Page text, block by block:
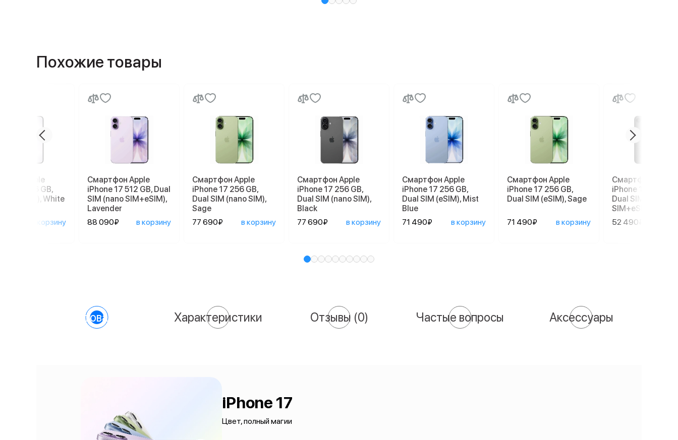
Похожие товары
Apple
17e 256 GB,
(eSIM), White
в корзину
Смартфон Apple
iPhone 17 512 GB, Dual
SIM (nano SIM+eSIM),
Lavender
88 090₽
в корзину
Смартфон Apple
iPhone 17 256 GB,
Dual SIM (nano SIM),
Sage
77 690₽
в корзину
Смартфон Apple
iPhone 17 256 GB,
Dual SIM (nano SIM),
Black
77 690₽
в корзину
Смартфон Apple
iPhone 17 256 GB,
Dual SIM (eSIM), Mist
Blue
71 490₽
в корзину
Смартфон Apple
iPhone 17 256 GB,
Dual SIM (eSIM), Sage
71 490₽ в корзину
Смартфон Apple
iPhone 17e 256
Dual SIM (nano
SIM+eSIM), Black
52 490₽
О товаре Характеристики Отзывы (0) Частые вопросы Аксессуары
iPhone 17
Цвет, полный магии